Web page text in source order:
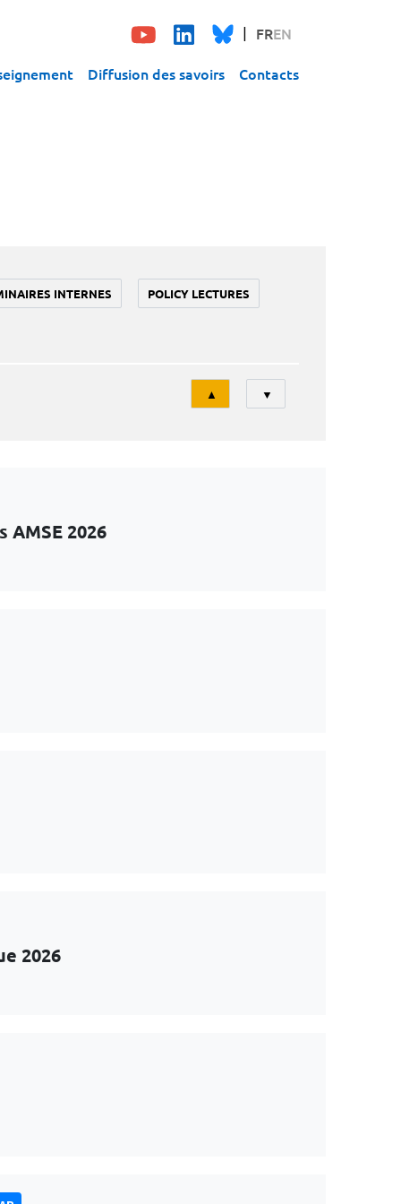
FREN
Diffusion des savoirs Contacts
INTERNES POLICY LECTURES
Tri
▲ ▼
2026
2026